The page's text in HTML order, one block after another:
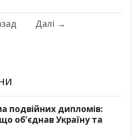
Далі →
подвійних дипломів:
об’єднав Україну та